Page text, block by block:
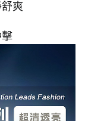
爽